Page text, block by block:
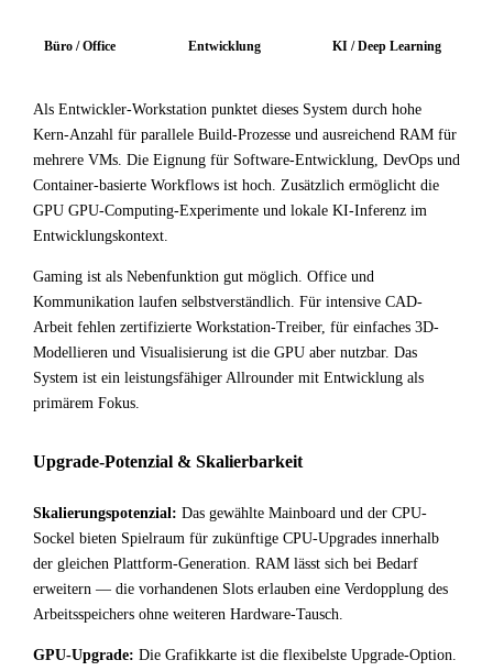
Büro / Office Entwicklung KI / Deep Learning
Als Entwickler-Workstation punktet dieses System durch hohe
Kern-Anzahl für parallele Build-Prozesse und ausreichend RAM für
mehrere VMs. Die Eignung für Software-Entwicklung, DevOps und
Container-basierte Workflows ist hoch. Zusätzlich ermöglicht die
GPU GPU-Computing-Experimente und lokale KI-Inferenz im
Entwicklungskontext.
Gaming ist als Nebenfunktion gut möglich. Office und
Kommunikation laufen selbstverständlich. Für intensive CAD-
Arbeit fehlen zertifizierte Workstation-Treiber, für einfaches 3D-
Modellieren und Visualisierung ist die GPU aber nutzbar. Das
System ist ein leistungsfähiger Allrounder mit Entwicklung als
primärem Fokus.
Upgrade-Potenzial & Skalierbarkeit
Skalierungspotenzial: Das gewählte Mainboard und der CPU-
Sockel bieten Spielraum für zukünftige CPU-Upgrades innerhalb
der gleichen Plattform-Generation. RAM lässt sich bei Bedarf
erweitern — die vorhandenen Slots erlauben eine Verdopplung des
Arbeitsspeichers ohne weiteren Hardware-Tausch.
GPU-Upgrade: Die Grafikkarte ist die flexibelste Upgrade-Option.